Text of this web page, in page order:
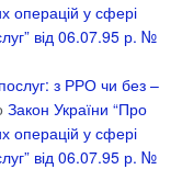
операцій у сфері
від 06.07.95 р. №
послуг: з РРО чи без –
Закон України “Про
операцій у сфері
від 06.07.95 р. №